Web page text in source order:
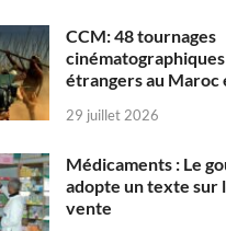
CCM: 48 tournages
étrangers au Maroc
29 juillet 2026
Médicaments : Le
adopte un texte sur
vente